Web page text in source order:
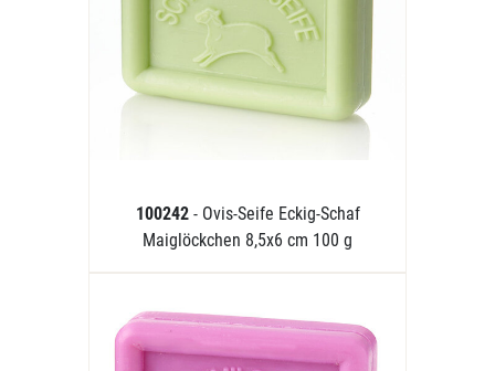
100242 - Ovis-Seife Eckig-Schaf
Maiglöckchen 8,5x6 cm 100 g